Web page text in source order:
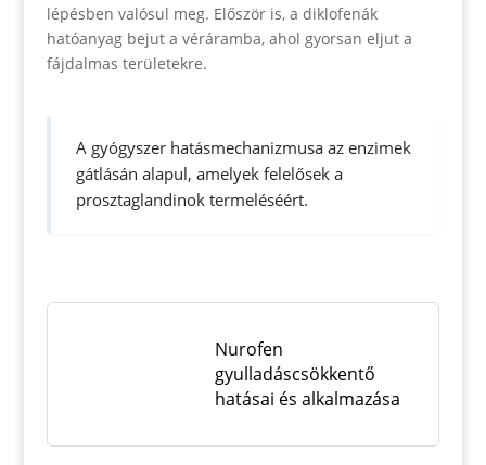
lépésben valósul meg. Először is, a diklofenák
hatóanyag bejut a véráramba, ahol gyorsan eljut a
fájdalmas területekre.
A gyógyszer hatásmechanizmusa az enzimek
gátlásán alapul, amelyek felelősek a
prosztaglandinok termeléséért.
Nurofen
gyulladáscsökkentő
hatásai és alkalmazása